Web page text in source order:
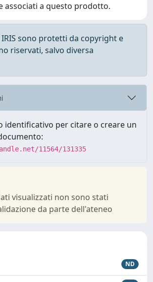
associati a questo prodotto.
sono protetti da copyright e
riservati, salvo diversa
identificativo per citare o creare un
11564/131335
visualizzati non sono stati
da parte dell'ateneo
ND